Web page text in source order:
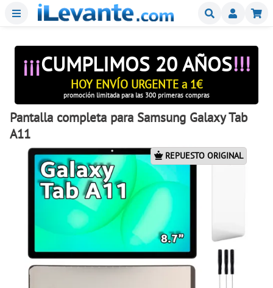
Menu Buscar
¡¡¡CUMPLIMOS 20 AÑOS!!!
HOY ENVÍO URGENTE a 1€
promoción limitada para las 300 primeras compras
Pantalla completa para Samsung Galaxy Tab
A11
REPUESTO ORIGINAL